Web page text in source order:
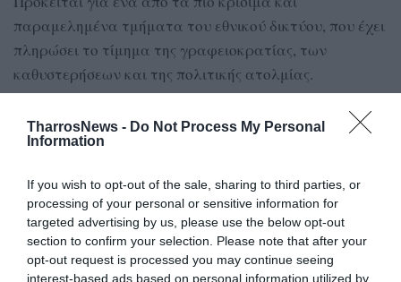
TharrosNews - Do Not Process My Personal
Information
If you wish to opt-out of the sale, sharing to third parties, or
processing of your personal or sensitive information for
targeted advertising by us, please use the below opt-out
section to confirm your selection. Please note that after your
opt-out request is processed you may continue seeing
interest-based ads based on personal information utilized by
παραμελημένα τμήματα του εθνικού δικτύου, που έχει
πληρώσει το τίμημα της γραφειοκρατίας, των
καθυστερήσεων και της πολιτικής ατολμίας.
Όσα ειπώθηκαν στη συνέντευξη του πρωθυπουργού δεν
αρκούν. Οι κάτοικοι δεν έχουν ανάγκη από
Μετρό της Θεσσαλονίκης. Χρειάζονται σαφή
χρονοδιαγράμματα, τεχνικές προδιαγραφές και
διασφαλισμένη χρηματοδότηση. Κυρίως, χρειάζονται
πολιτική βούληση.